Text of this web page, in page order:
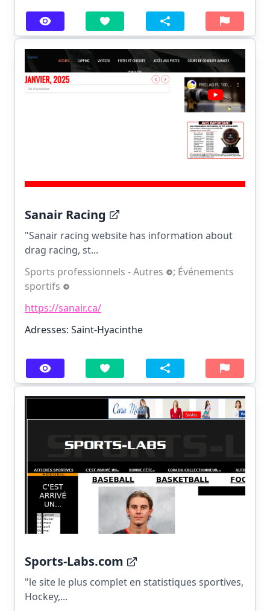
Sanair Racing
"Sanair racing website has information about
drag racing, st...
Sports professionnels - Autres
; Événements
sportifs
https://sanair.ca/
Adresses: Saint-Hyacinthe
Sports-Labs.com
"le site le plus complet en statistiques sportives,
Hockey,...